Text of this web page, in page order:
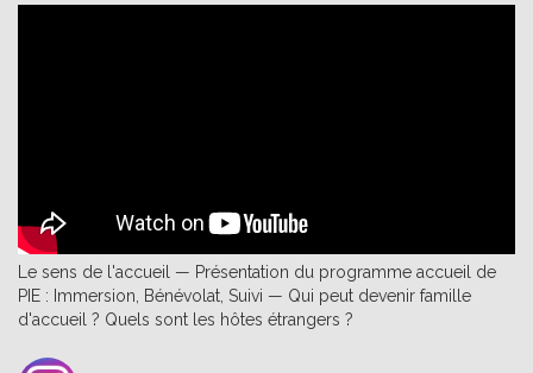
Le sens de l'accueil — Présentation du programme accueil de
PIE : Immersion, Bénévolat, Suivi — Qui peut devenir famille
d'accueil ? Quels sont les hôtes étrangers ?